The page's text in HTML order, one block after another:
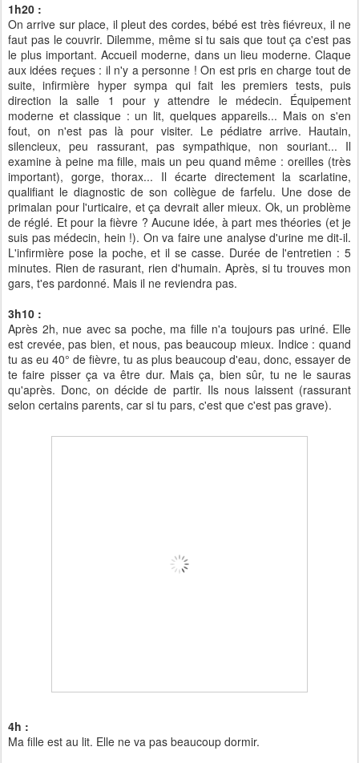
1h20 :
On arrive sur place, il pleut des cordes, bébé est très fiévreux, il ne
faut pas le couvrir. Dilemme, même si tu sais que tout ça c'est pas
le plus important. Accueil moderne, dans un lieu moderne. Claque
aux idées reçues : il n'y a personne ! On est pris en charge tout de
suite, infirmière hyper sympa qui fait les premiers tests, puis
direction la salle 1 pour y attendre le médecin. Équipement
moderne et classique : un lit, quelques appareils... Mais on s'en
fout, on n'est pas là pour visiter. Le pédiatre arrive. Hautain,
silencieux, peu rassurant, pas sympathique, non souriant... Il
examine à peine ma fille, mais un peu quand même : oreilles (très
important), gorge, thorax... Il écarte directement la scarlatine,
qualifiant le diagnostic de son collègue de farfelu. Une dose de
primalan pour l'urticaire, et ça devrait aller mieux. Ok, un problème
de réglé. Et pour la fièvre ? Aucune idée, à part mes théories (et je
suis pas médecin, hein !). On va faire une analyse d'urine me dit-il.
L'infirmière pose la poche, et il se casse. Durée de l'entretien : 5
minutes. Rien de rasurant, rien d'humain. Après, si tu trouves mon
gars, t'es pardonné. Mais il ne reviendra pas.
3h10 :
Après 2h, nue avec sa poche, ma fille n'a toujours pas uriné. Elle
est crevée, pas bien, et nous, pas beaucoup mieux. Indice : quand
tu as eu 40° de fièvre, tu as plus beaucoup d'eau, donc, essayer de
te faire pisser ça va être dur. Mais ça, bien sûr, tu ne le sauras
qu'après. Donc, on décide de partir. Ils nous laissent (rassurant
selon certains parents, car si tu pars, c'est que c'est pas grave).
4h :
Ma fille est au lit. Elle ne va pas beaucoup dormir.